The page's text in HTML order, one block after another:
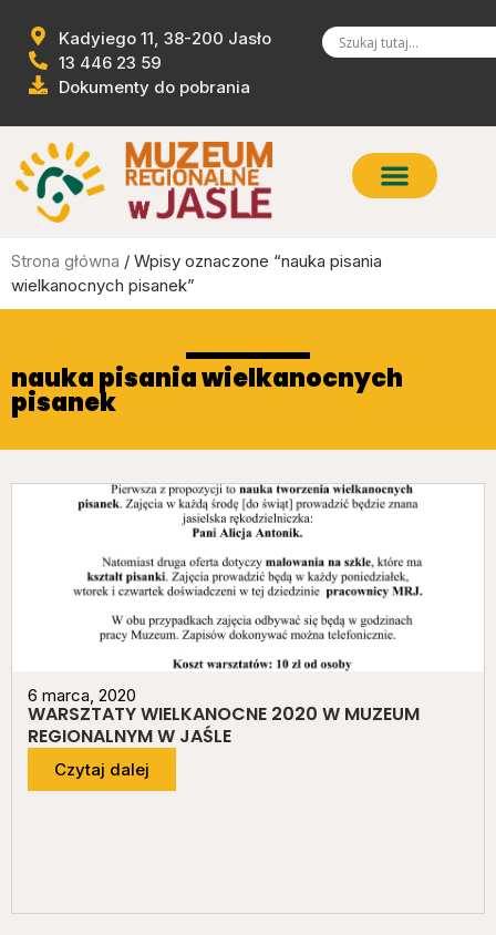
Kadyiego 11, 38-200 Jasło
13 446 23 59
Dokumenty do pobrania
Strona główna / Wpisy oznaczone “nauka pisania
wielkanocnych pisanek”
nauka pisania wielkanocnych
pisanek
6 marca, 2020
WARSZTATY WIELKANOCNE 2020 W MUZEUM
REGIONALNYM W JAŚLE
Czytaj dalej